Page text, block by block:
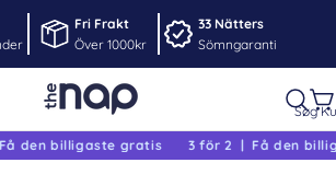
Fri Frakt
Över 1000kr
33 Nätters
Sömngaranti
den billigaste gratis 3 för 2 | Få den